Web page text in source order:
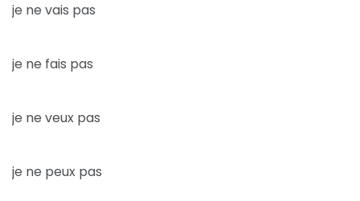
je ne vais pas
je ne fais pas
je ne veux pas
je ne peux pas